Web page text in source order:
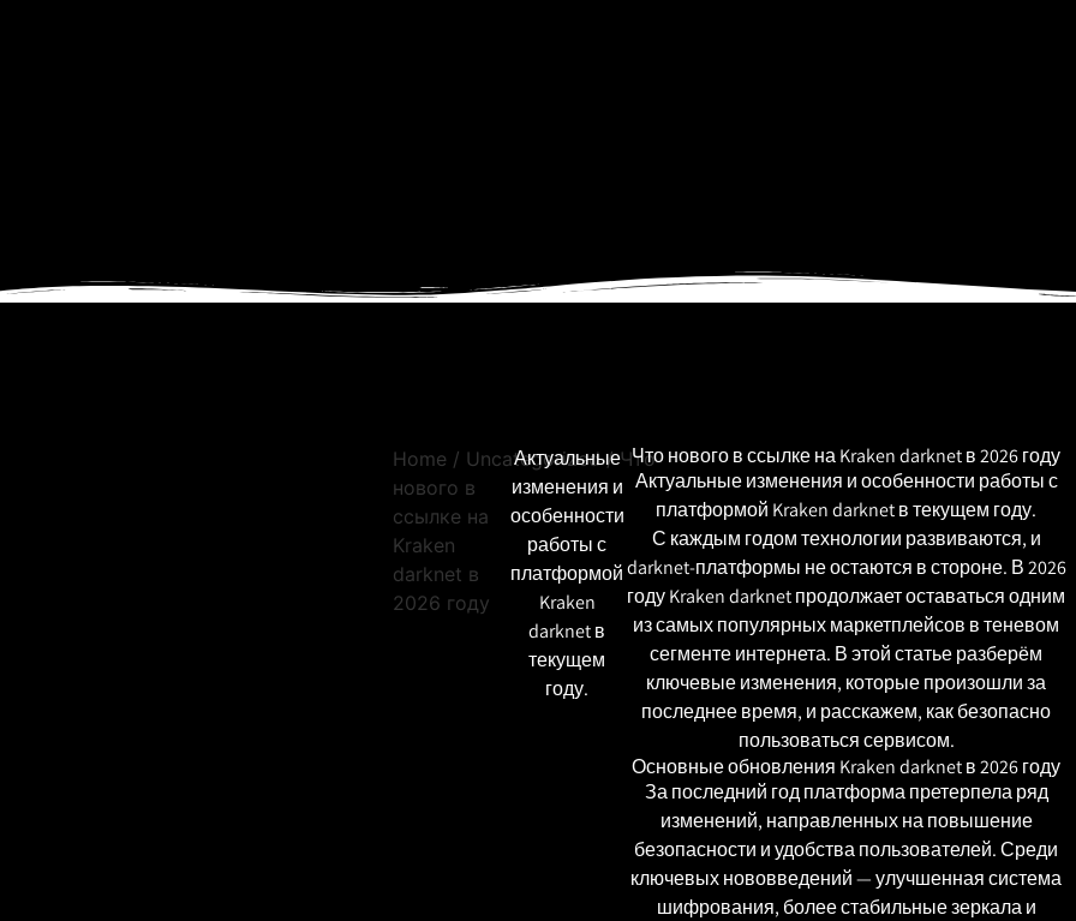
Home / Uncategorized/ Что
нового в
ссылке на
Kraken
darknet в
2026 году
Актуальные
изменения и
особенности
работы с
платформой
Kraken
darknet в
текущем
году.
Что нового в ссылке на Kraken darknet в 2026 году
Актуальные изменения и особенности работы с
платформой Kraken darknet в текущем году.
С каждым годом технологии развиваются, и
darknet-платформы не остаются в стороне. В 2026
году Kraken darknet продолжает оставаться одним
из самых популярных маркетплейсов в теневом
сегменте интернета. В этой статье разберём
ключевые изменения, которые произошли за
последнее время, и расскажем, как безопасно
пользоваться сервисом.
Основные обновления Kraken darknet в 2026 году
За последний год платформа претерпела ряд
изменений, направленных на повышение
безопасности и удобства пользователей. Среди
ключевых нововведений — улучшенная система
шифрования, более стабильные зеркала и